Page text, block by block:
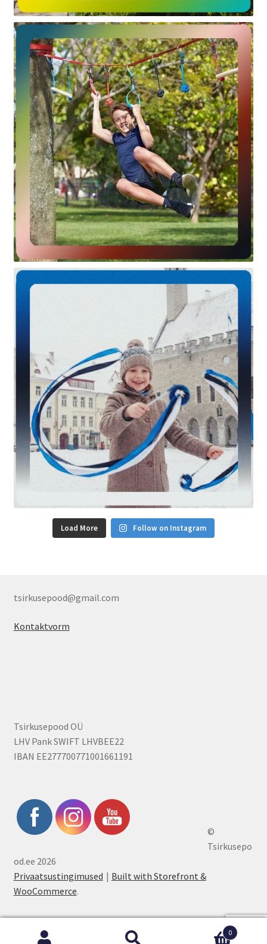
Load More Follow on Instagram
tsirkusepood@gmail.com
Kontaktvorm
Tsirkusepood OÜ
LHV Pank SWIFT LHVBEE22
IBAN EE277700771001661191
©
Tsirkusepo
od.ee 2026
Privaatsustingimused
Built with Storefront &
WooCommerce.
0